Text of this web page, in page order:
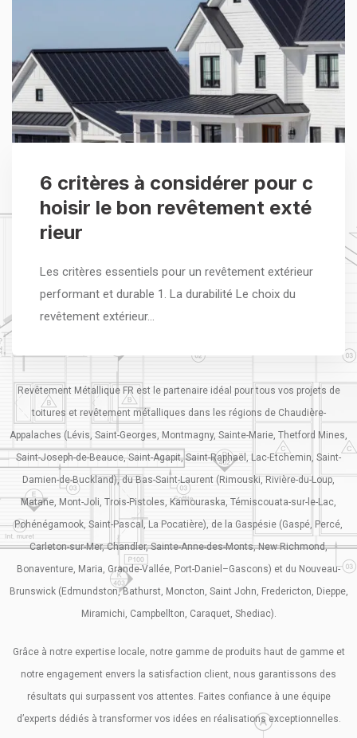
6 critères à considérer pour c
hoisir le bon revêtement exté
rieur
Les critères essentiels pour un revêtement extérieur
performant et durable 1. La durabilité Le choix du
revêtement extérieur…
Revêtement Métallique FR est le partenaire idéal pour tous vos projets de
toitures et revêtement métalliques dans les régions de Chaudière-
Appalaches (Lévis, Saint-Georges, Montmagny, Sainte-Marie, Thetford Mines,
Saint-Joseph-de-Beauce, Saint-Agapit, Saint-Raphaël, Lac-Etchemin, Saint-
Damien-de-Buckland), du Bas-Saint-Laurent (Rimouski, Rivière-du-Loup,
Matane, Mont-Joli, Trois-Pistoles, Kamouraska, Témiscouata-sur-le-Lac,
Pohénégamook, Saint-Pascal, La Pocatière), de la Gaspésie (Gaspé, Percé,
Carleton-sur-Mer, Chandler, Sainte-Anne-des-Monts, New Richmond,
Bonaventure, Maria, Grande-Vallée, Port-Daniel–Gascons) et du Nouveau-
Brunswick (Edmundston, Bathurst, Moncton, Saint John, Fredericton, Dieppe,
Miramichi, Campbellton, Caraquet, Shediac).
Grâce à notre expertise locale, notre gamme de produits haut de gamme et
notre engagement envers la satisfaction client, nous garantissons des
résultats qui surpassent vos attentes. Faites confiance à une équipe
d’experts dédiés à transformer vos idées en réalisations exceptionnelles.